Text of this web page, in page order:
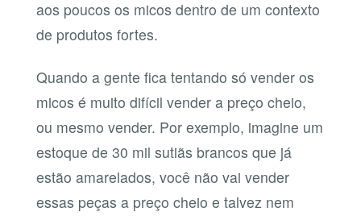
aos poucos os micos dentro de um contexto
de produtos fortes.
Quando a gente fica tentando só vender os
micos é muito difícil vender a preço cheio,
ou mesmo vender. Por exemplo, imagine um
estoque de 30 mil sutiãs brancos que já
estão amarelados, você não vai vender
essas peças a preço cheio e talvez nem